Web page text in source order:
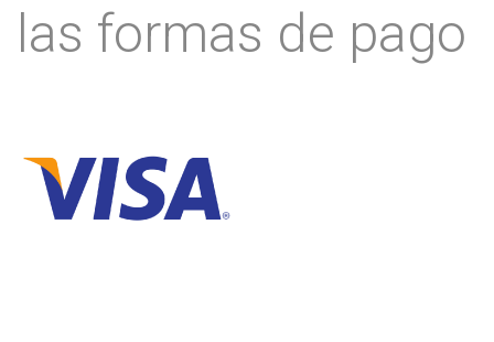
las formas de pago